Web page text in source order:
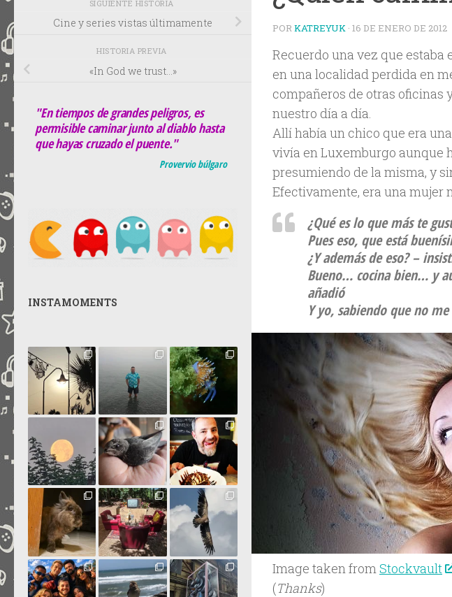
POR KATREYUK · 16 DE ENERO DE 2012
Recuerdo una vez que
en una localidad perdida en
compañeros de otras oficinas
nuestro día a día.
Allí había un chico que era
vivía en Luxemburgo aunque
presumiendo de la misma, y
Efectivamente, era una mujer
¿Qué es lo que más te
Pues eso, que está
¿Y además de eso?–
Bueno… cocina bien… y
añadió
Y yo, sabiendo que no
Image taken from Stockvault
(Thanks)
SIGUIENTE HISTORIA
Cine y series vistas últimamente
HISTORIA PREVIA
«In God we trust…»
"En tiempos de grandes peligros, es
permisible caminar junto al diablo hasta
que hayas cruzado el puente."
Provervio búlgaro
INSTAMOMENTS